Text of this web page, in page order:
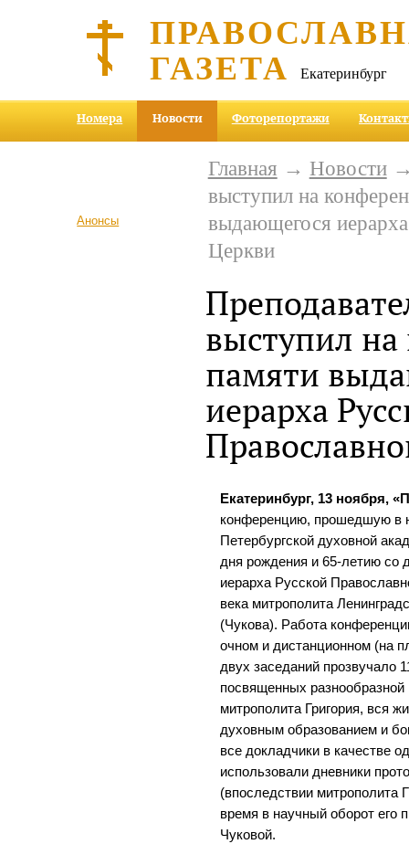
ГАЗЕТА Екатеринбург
Номера Новости Фоторепортажи
Анонсы
Главная → Новости→
выступил на
выдающегося
Церкви
выступил
памяти
иерарха
Екатеринбург, 13 ноября,
конференцию, прошедшую в
Петербургской духовной
дня рождения и 65-летию со
иерарха Русской
века митрополита
(Чукова). Работа
очном и дистанционном (на
двух заседаний прозвучало
посвященных разнообразной
митрополита Григория, вся
духовным образованием и
все докладчики в качестве
использовали дневники
(впоследствии митрополита
время в научный оборот его
Чуковой.